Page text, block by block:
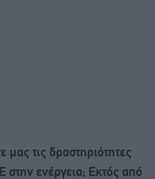
μας τις δραστηριότητες
στην ενέργεια; Εκτός από